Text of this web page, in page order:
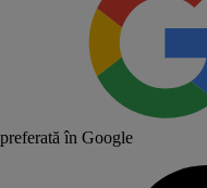
preferată în Google